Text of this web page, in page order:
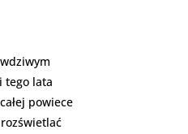
tego lata
powiece